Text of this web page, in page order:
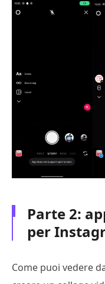
Parte 2:
per
Come puoi vedere